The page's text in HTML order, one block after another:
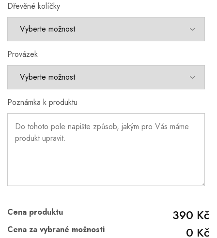
Dřevěné kolíčky
Provázek
Poznámka k produktu
Cena produktu 390 Kč
Cena za vybrané možnosti 0 Kč